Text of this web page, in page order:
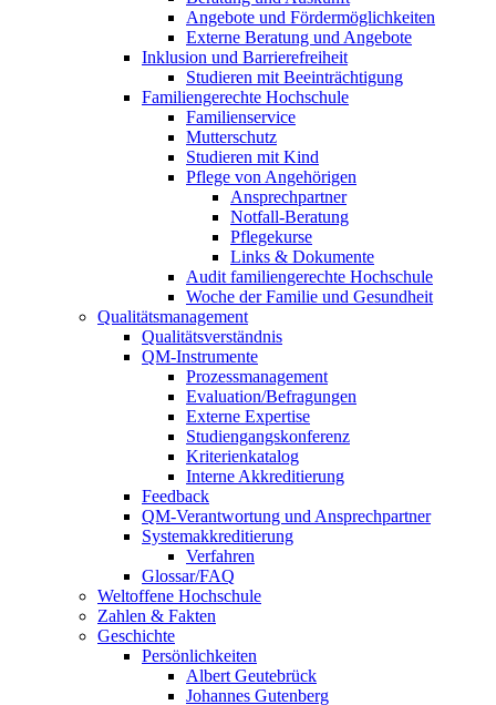
Angebote und Fördermöglichkeiten
Externe Beratung und Angebote
Inklusion und Barrierefreiheit
Studieren mit Beeinträchtigung
Familiengerechte Hochschule
Familienservice
Mutterschutz
Studieren mit Kind
Pflege von Angehörigen
Ansprechpartner
Notfall-Beratung
Pflegekurse
Links & Dokumente
Audit familiengerechte Hochschule
Woche der Familie und Gesundheit
Qualitätsmanagement
Qualitätsverständnis
QM-Instrumente
Prozessmanagement
Evaluation/Befragungen
Externe Expertise
Studiengangskonferenz
Kriterienkatalog
Interne Akkreditierung
Feedback
QM-Verantwortung und Ansprechpartner
Systemakkreditierung
Verfahren
Glossar/FAQ
Weltoffene Hochschule
Zahlen & Fakten
Geschichte
Persönlichkeiten
Albert Geutebrück
Johannes Gutenberg